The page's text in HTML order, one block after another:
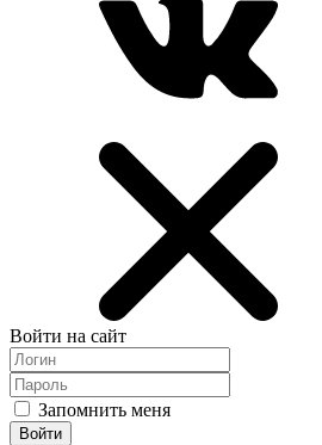
Войти на сайт
Запомнить меня